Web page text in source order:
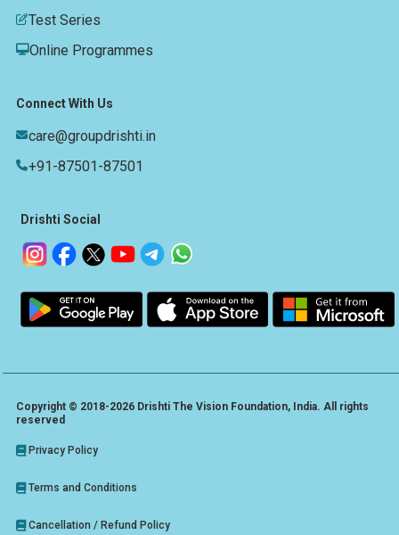
Test Series
Online Programmes
Connect With Us
care@groupdrishti.in
+91-87501-87501
Drishti Social
Copyright © 2018-2026 Drishti The Vision Foundation, India. All rights
reserved
Privacy Policy
Terms and Conditions
Cancellation / Refund Policy